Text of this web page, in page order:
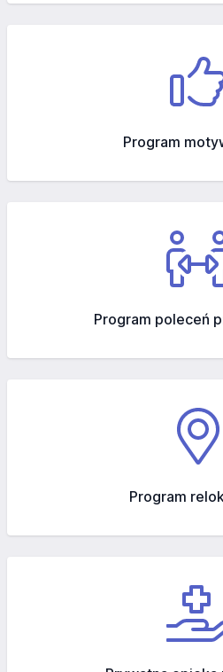
Program
Program poleceń
Program